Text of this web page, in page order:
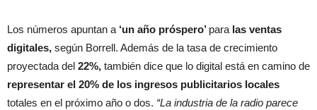
Los números apuntan a ‘un año próspero’ para las ventas
digitales, según Borrell. Además de la tasa de crecimiento
proyectada del 22%, también dice que lo digital está en camino de
representar el 20% de los ingresos publicitarios locales
totales en el próximo año o dos. “La industria de la radio parece